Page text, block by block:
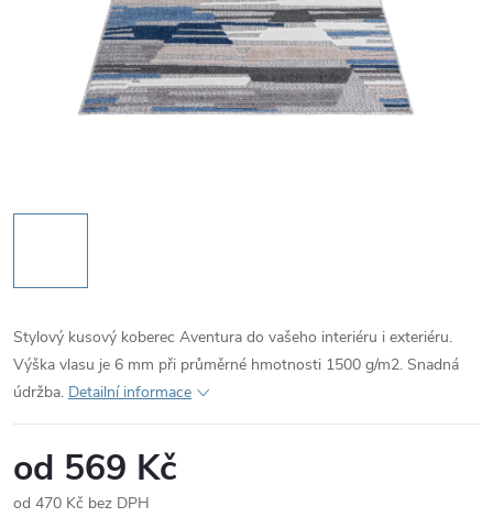
Stylový kusový koberec Aventura do vašeho interiéru i exteriéru.
Výška vlasu je 6 mm při průměrné hmotnosti 1500 g/m2. Snadná
údržba. Detailní informace
od 569 Kč
od 470 Kč bez DPH